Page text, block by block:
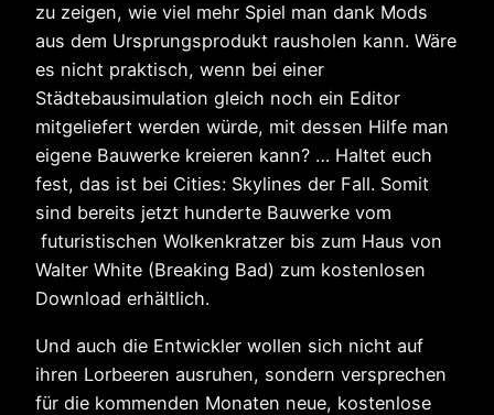
zu zeigen, wie viel mehr Spiel man dank Mods
aus dem Ursprungsprodukt rausholen kann. Wäre
es nicht praktisch, wenn bei einer
Städtebausimulation gleich noch ein Editor
mitgeliefert werden würde, mit dessen Hilfe man
eigene Bauwerke kreieren kann? … Haltet euch
fest, das ist bei Cities: Skylines der Fall. Somit
sind bereits jetzt hunderte Bauwerke vom
futuristischen Wolkenkratzer bis zum Haus von
Walter White (Breaking Bad) zum kostenlosen
Download erhältlich.
Und auch die Entwickler wollen sich nicht auf
ihren Lorbeeren ausruhen, sondern versprechen
für die kommenden Monaten neue, kostenlose